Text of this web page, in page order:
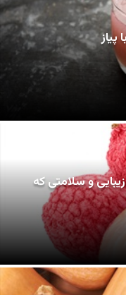
پیاز
و سلامتی که